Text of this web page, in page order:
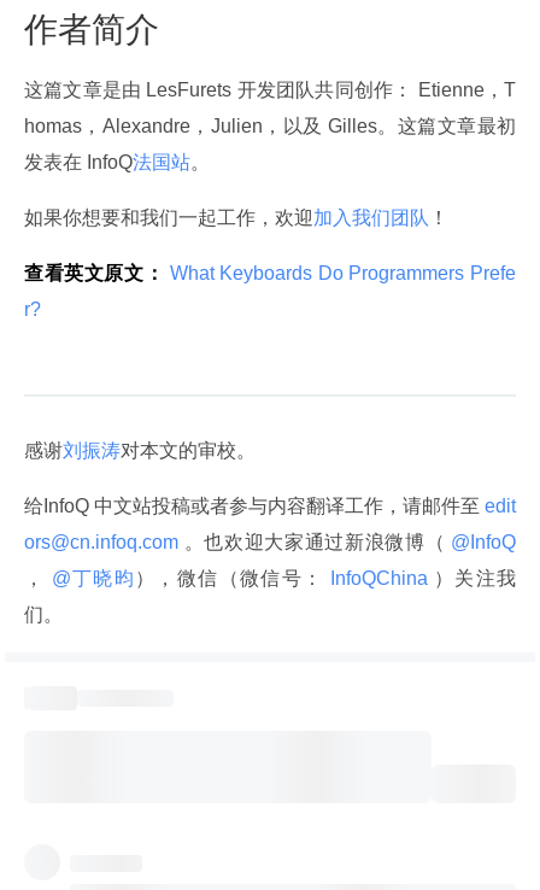
作者简介
这篇文章是由 LesFurets 开发团队共同创作： Etienne，T
homas，Alexandre，Julien，以及 Gilles。这篇文章最初
发表在 InfoQ法国站。
如果你想要和我们一起工作，欢迎加入我们团队 ！
查看英文原文：
What Keyboards Do Programmers Prefe
r?
感谢刘振涛对本文的审校。
给InfoQ 中文站投稿或者参与内容翻译工作，请邮件至 edit
ors@cn.infoq.com 。也欢迎大家通过新浪微博（
，
@丁晓昀 ），微信（微信号： InfoQChina ）关注我
们。